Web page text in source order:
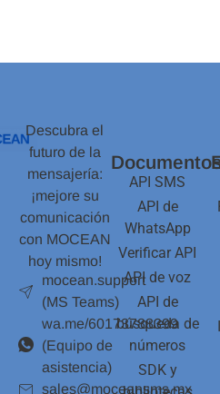
Descubra el
futuro de la
mensajería:
¡mejore su
comunicación
con MOCEAN
hoy mismo!
mocean.support
(MS Teams)
wa.me/60173788399
(Equipo de
asistencia)
sales@moceansms.mx
API SMS
API de
WhatsApp
Verificar API
API de voz
API de
búsqueda de
números
SDK y